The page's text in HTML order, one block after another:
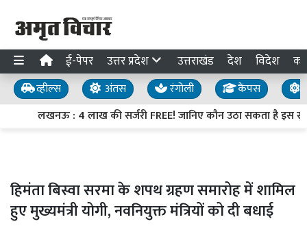
ई-पेपर उत्तर प्रदेश उत्तराखंड देश विदेश
व्हील्स अंतस रंगोली कैंपस
लखनऊ : 4 लाख की सर्जरी FREE! जानिए कौन उठा सकता है इस
हिमंता बिस्वा सरमा के शपथ ग्रहण समारोह में शामिल
हुए मुख्यमंत्री योगी, नवनियुक्त मंत्रियों को दी बधाई